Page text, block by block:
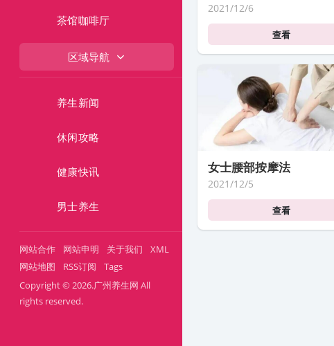
茶馆咖啡厅
区域导航
养生新闻
休闲攻略
健康快讯
男士养生
网站合作 网站申明 关于我们
XML
网站地图
RSS订阅
Tags
Copyright © 2026.广州养生网 All
rights reserved.
2021/12/6
查看
女士腰部按摩法
2021/12/5
查看